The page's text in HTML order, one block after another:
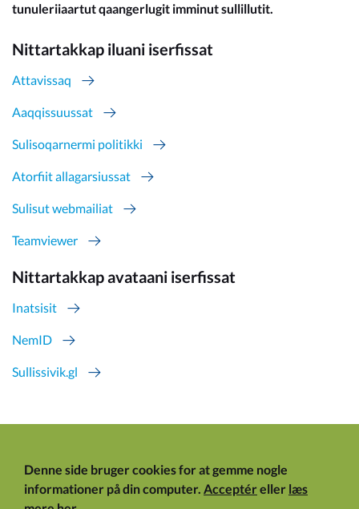
tunuleriiaartut qaangerlugit imminut sullillutit.
Nittartakkap iluani iserfissat
Attavissaq
Aaqqissuussat
Sulisoqarnermi politikki
Atorfiit allagarsiussat
Sulisut webmailiat
Teamviewer
Nittartakkap avataani iserfissat
Inatsisit
NemID
Sullissivik.gl
Denne side bruger cookies for at gemme nogle
informationer på din computer. Acceptéreller læs